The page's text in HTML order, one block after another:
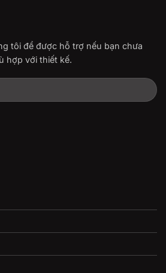
tôi để được hỗ trợ nếu bạn chưa
hợp với thiết kế.